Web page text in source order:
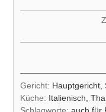
Gericht: Hauptgericht,
Küche: Italienisch,